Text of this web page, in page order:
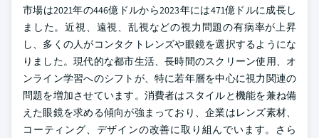
市場は2021年の446億ドルから2023年には471億ドルに成長し
ました。近視、遠視、乱視などの視力問題の有病率が上昇
し、多くの人がコンタクトレンズや眼鏡を選択するようにな
りました。現代的な都市生活、長時間のスクリーン使用、オ
ンライン学習へのシフトが、特に若年層を中心に視力関連の
問題を増加させています。消費者はスタイルと機能を兼ね備
えた眼鏡を求める傾向が強まっており、企業はレンズ素材、
コーティング、デザインの改善に取り組んでいます。さら